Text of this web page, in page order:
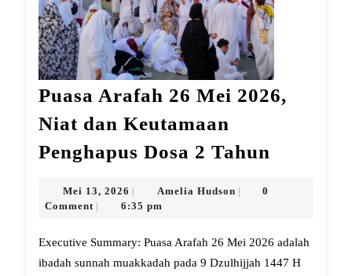
Puasa Arafah 26 Mei 2026,
Niat dan Keutamaan
Penghapus Dosa 2 Tahun
2026,
Niat
Mei 13, 2026 Mei
13,
Amelia HudsonAmelia
0
Comment
6:35 pm
Executive Summary: Puasa Arafah 26 Mei 2026 adalah
ibadah sunnah muakkadah pada 9 Dzulhijjah 1447 H